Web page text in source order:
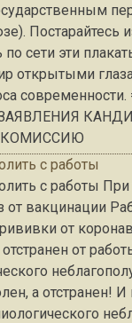
Постарайтесь
по сети эти
открытыми
с работы
с работы При
от вакцинации
от
от
а отстранен! И